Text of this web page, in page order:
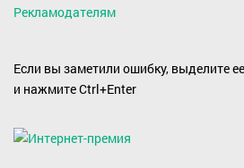
Рекламодателям
Если вы заметили ошибку, выделите
и нажмите Ctrl+Enter